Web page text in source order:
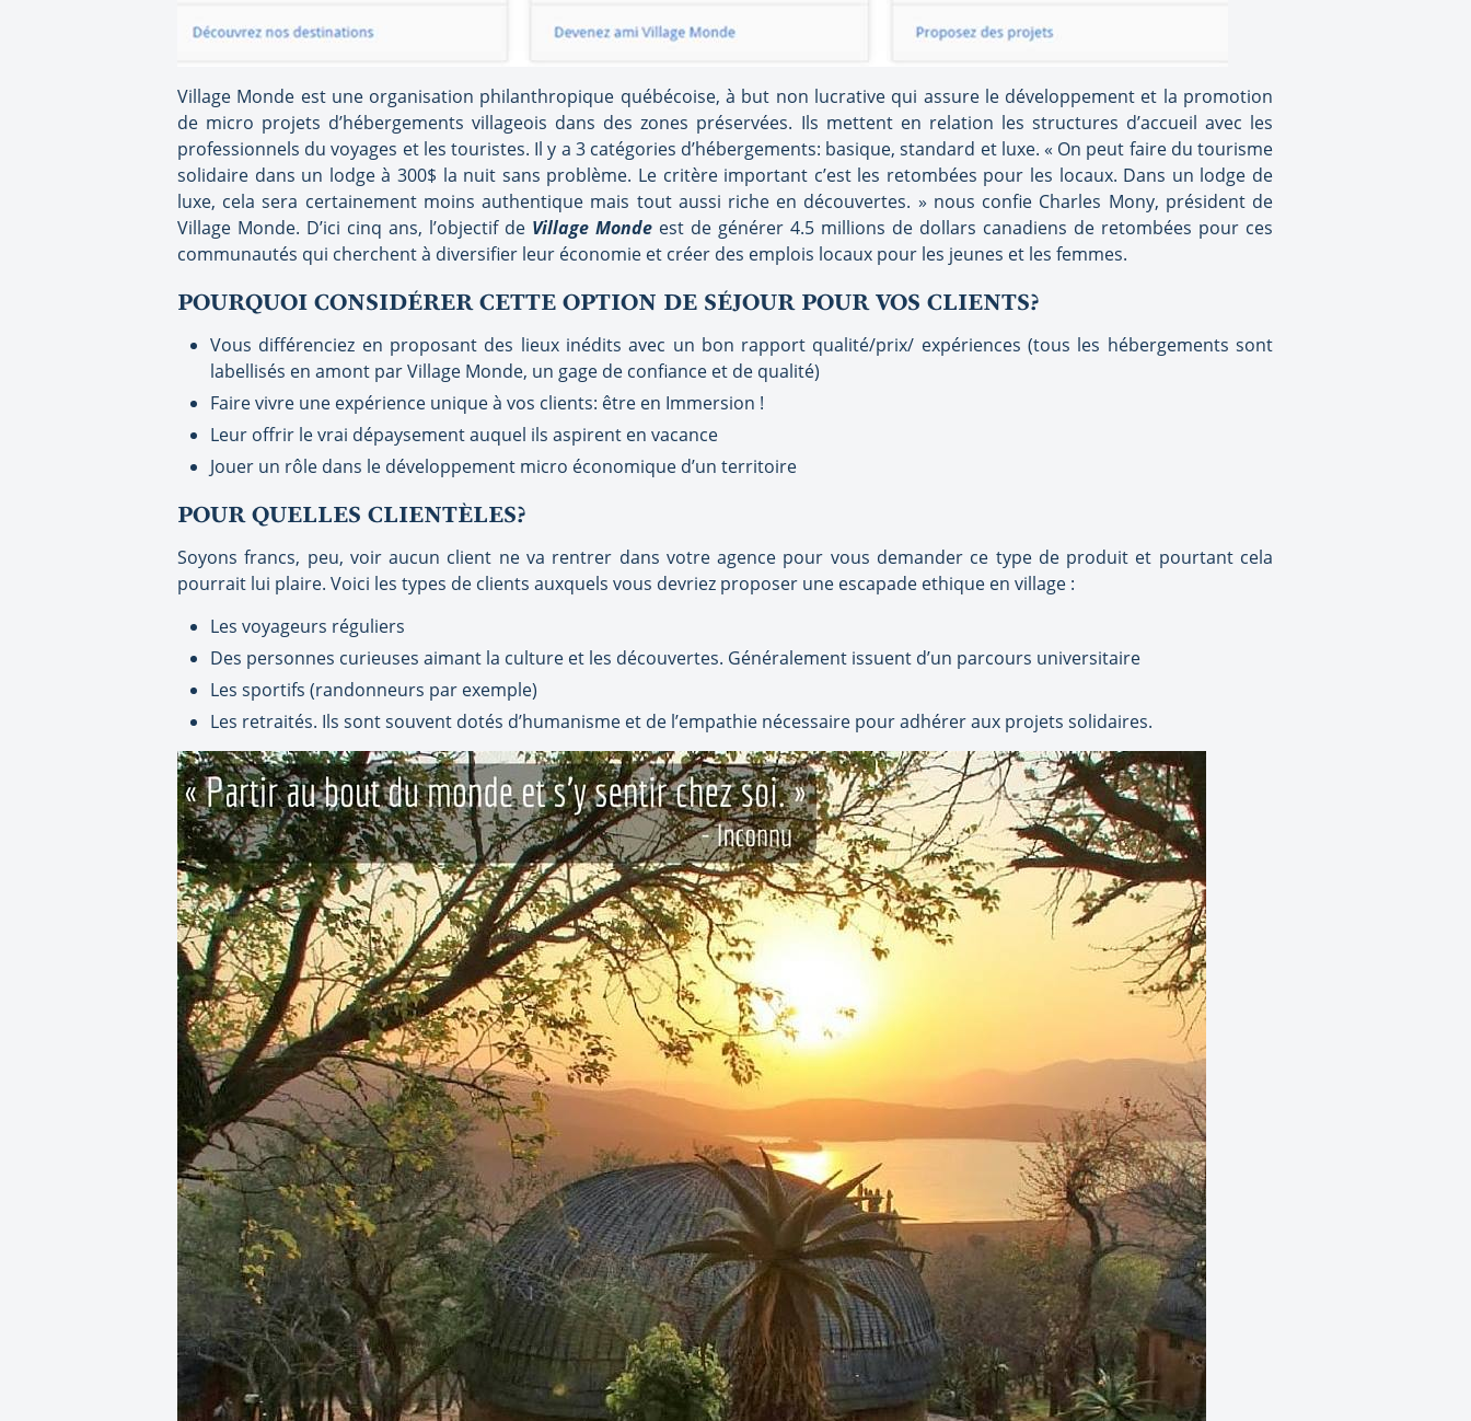
Village Monde est une organisation philanthropique québécoise, à but non lucrative qui assure le développement et la promotion
de micro projets d’hébergements villageois dans des zones préservées. Ils mettent en relation les structures d’accueil avec les
professionnels du voyages et les touristes. Il y a 3 catégories d’hébergements: basique, standard et luxe. « On peut faire du tourisme
solidaire dans un lodge à 300$ la nuit sans problème. Le critère important c’est les retombées pour les locaux. Dans un lodge de
luxe, cela sera certainement moins authentique mais tout aussi riche en découvertes. » nous confie Charles Mony, président de
Village Monde. D’ici cinq ans, l’objectif de Village Monde est de générer 4.5 millions de dollars canadiens de retombées pour ces
communautés qui cherchent à diversifier leur économie et créer des emplois locaux pour les jeunes et les femmes.
POURQUOI CONSIDÉRER CETTE OPTION DE SÉJOUR POUR VOS CLIENTS?
Vous différenciez en proposant des lieux inédits avec un bon rapport qualité/prix/ expériences (tous les hébergements sont
labellisés en amont par Village Monde, un gage de confiance et de qualité)
Faire vivre une expérience unique à vos clients: être en Immersion !
Leur offrir le vrai dépaysement auquel ils aspirent en vacance
Jouer un rôle dans le développement micro économique d’un territoire
POUR QUELLES CLIENTÈLES?
Soyons francs, peu, voir aucun client ne va rentrer dans votre agence pour vous demander ce type de produit et pourtant cela
pourrait lui plaire. Voici les types de clients auxquels vous devriez proposer une escapade ethique en village :
Les voyageurs réguliers
Des personnes curieuses aimant la culture et les découvertes. Généralement issuent d’un parcours universitaire
Les sportifs (randonneurs par exemple)
Les retraités. Ils sont souvent dotés d’humanisme et de l’empathie nécessaire pour adhérer aux projets solidaires.